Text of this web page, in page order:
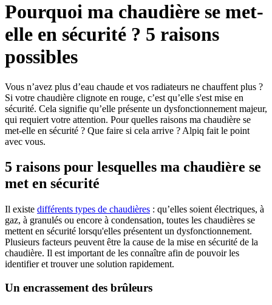
Pourquoi ma chaudière se met-
elle en sécurité ? 5 raisons
possibles
Vous n’avez plus d’eau chaude et vos radiateurs ne chauffent plus ?
Si votre chaudière clignote en rouge, c’est qu’elle s'est mise en
sécurité. Cela signifie qu’elle présente un dysfonctionnement majeur,
qui requiert votre attention. Pour quelles raisons ma chaudière se
met-elle en sécurité ? Que faire si cela arrive ? Alpiq fait le point
avec vous.
5 raisons pour lesquelles ma chaudière se
met en sécurité
Il existe différents types de chaudières : qu’elles soient électriques, à
gaz, à granulés ou encore à condensation, toutes les chaudières se
mettent en sécurité lorsqu'elles présentent un dysfonctionnement.
Plusieurs facteurs peuvent être la cause de la mise en sécurité de la
chaudière. Il est important de les connaître afin de pouvoir les
identifier et trouver une solution rapidement.
Un encrassement des brûleurs